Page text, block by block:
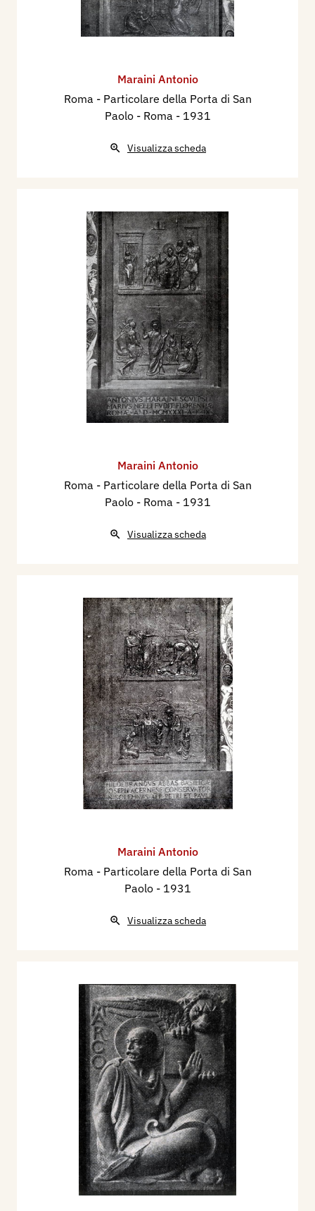
Maraini Antonio
Roma - Particolare della Porta di San
Paolo - Roma - 1931
Visualizza scheda
Maraini Antonio
Roma - Particolare della Porta di San
Paolo - Roma - 1931
Visualizza scheda
Maraini Antonio
Roma - ​Particolare della Porta di San
Paolo - 1931
Visualizza scheda